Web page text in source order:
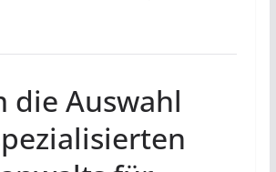
die Auswahl